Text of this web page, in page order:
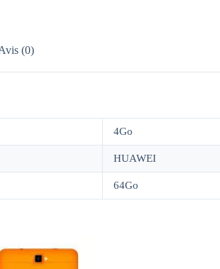
(0)
4Go
HUAWEI
64Go